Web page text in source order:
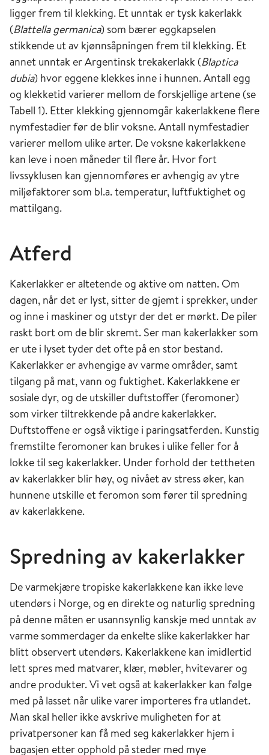
ligger frem til klekking. Et unntak er tysk kakerlakk
(Blattella germanica) som bærer eggkapselen
stikkende ut av kjønnsåpningen frem til klekking. Et
annet unntak er Argentinsk trekakerlakk (Blaptica
dubia) hvor eggene klekkes inne i hunnen. Antall egg
og klekketid varierer mellom de forskjellige artene (se
Tabell 1). Etter klekking gjennomgår kakerlakkene flere
nymfestadier før de blir voksne. Antall nymfestadier
varierer mellom ulike arter. De voksne kakerlakkene
kan leve i noen måneder til flere år. Hvor fort
livssyklusen kan gjennomføres er avhengig av ytre
miljøfaktorer som bl.a. temperatur, luftfuktighet og
mattilgang.
Atferd
Kakerlakker er altetende og aktive om natten. Om
dagen, når det er lyst, sitter de gjemt i sprekker, under
og inne i maskiner og utstyr der det er mørkt. De piler
raskt bort om de blir skremt. Ser man kakerlakker som
er ute i lyset tyder det ofte på en stor bestand.
Kakerlakker er avhengige av varme områder, samt
tilgang på mat, vann og fuktighet. Kakerlakkene er
sosiale dyr, og de utskiller duftstoffer (feromoner)
som virker tiltrekkende på andre kakerlakker.
Duftstoffene er også viktige i paringsatferden. Kunstig
fremstilte feromoner kan brukes i ulike feller for å
lokke til seg kakerlakker. Under forhold der tettheten
av kakerlakker blir høy, og nivået av stress øker, kan
hunnene utskille et feromon som fører til spredning
av kakerlakkene.
Spredning av kakerlakker
De varmekjære tropiske kakerlakkene kan ikke leve
utendørs i Norge, og en direkte og naturlig spredning
på denne måten er usannsynlig kanskje med unntak av
varme sommerdager da enkelte slike kakerlakker har
blitt observert utendørs. Kakerlakkene kan imidlertid
lett spres med matvarer, klær, møbler, hvitevarer og
andre produkter. Vi vet også at kakerlakker kan følge
med på lasset når ulike varer importeres fra utlandet.
Man skal heller ikke avskrive muligheten for at
privatpersoner kan få med seg kakerlakker hjem i
bagasjen etter opphold på steder med mye